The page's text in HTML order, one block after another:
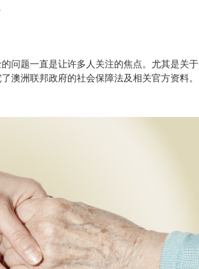
问题一直是让许多人关注的焦点。尤其是关
澳洲联邦政府的社会保障法及相关官方资料。